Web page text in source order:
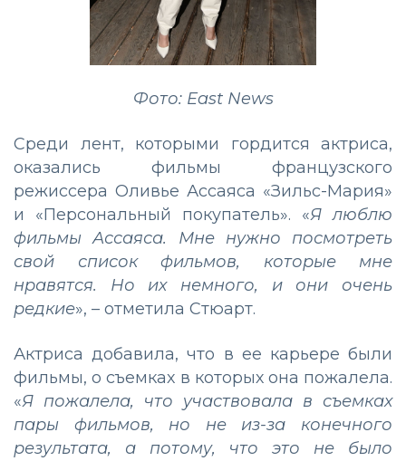
Фото: East News
Среди лент, которыми гордится актриса,
оказались фильмы французского
режиссера Оливье Ассаяса «Зильс-Мария»
и «Персональный покупатель». «Я люблю
фильмы Ассаяса. Мне нужно посмотреть
свой список фильмов, которые мне
нравятся. Но их немного, и они очень
редкие», – отметила Стюарт.
Актриса добавила, что в ее карьере были
фильмы, о съемках в которых она пожалела.
«Я пожалела, что участвовала в съемках
пары фильмов, но не из-за конечного
результата, а потому, что это не было